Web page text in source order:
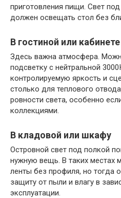
приготовления пищи. Свет
должен освещать стол без
В гостиной или кабинете
Здесь важна атмосфера.
подсветку с нейтральной
контролируемую яркость и
столько для теплового
ровности света, особенно
коллекциями.
В кладовой или шкафу
Островной свет под полкой
нужную вещь. В таких местах
ленты без профиля, но тогда
защиту от пыли и влагу в
эксплуатации.